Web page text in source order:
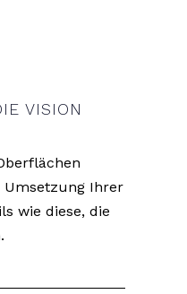
VISION
Ihrer
wie diese, die